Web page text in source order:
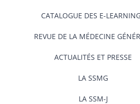
CATALOGUE DES E-
REVUE DE LA MÉDECINE
ACTUALITÉS ET PRESSE
LA SSMG
LA SSM-J